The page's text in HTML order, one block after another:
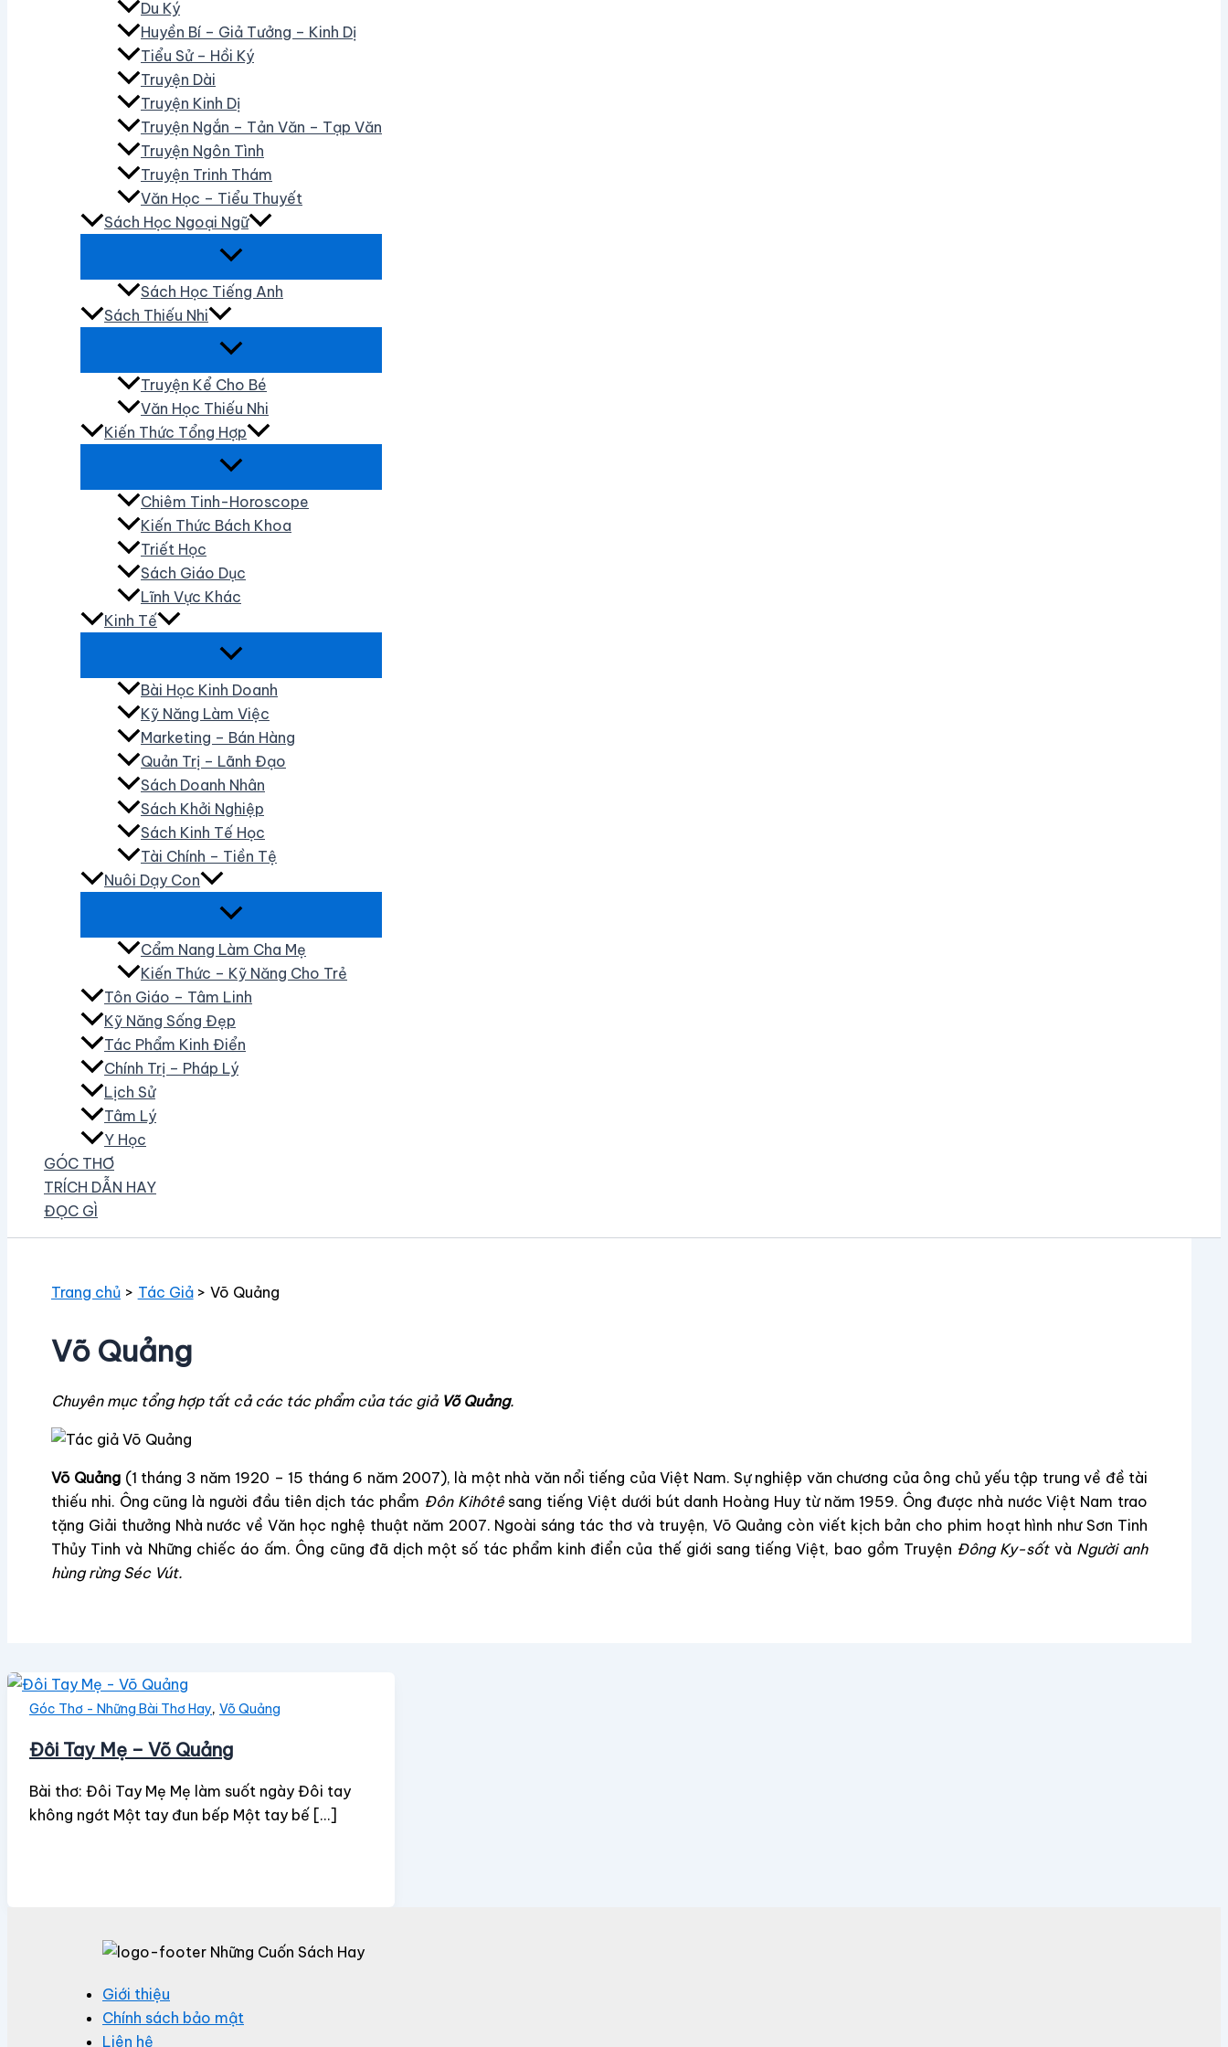
Du Ký
Huyền Bí – Giả Tưởng – Kinh Dị
Tiểu Sử – Hồi Ký
Truyện Dài
Truyện Kinh Dị
Truyện Ngắn – Tản Văn – Tạp Văn
Truyện Ngôn Tình
Truyện Trinh Thám
Văn Học – Tiểu Thuyết
Sách Học Ngoại Ngữ
Sách Học Tiếng Anh
Sách Thiếu Nhi
Truyện Kể Cho Bé
Văn Học Thiếu Nhi
Kiến Thức Tổng Hợp
Chiêm Tinh-Horoscope
Kiến Thức Bách Khoa
Triết Học
Sách Giáo Dục
Lĩnh Vực Khác
Kinh Tế
Bài Học Kinh Doanh
Kỹ Năng Làm Việc
Marketing – Bán Hàng
Quản Trị – Lãnh Đạo
Sách Doanh Nhân
Sách Khởi Nghiệp
Sách Kinh Tế Học
Tài Chính – Tiền Tệ
Nuôi Dạy Con
Cẩm Nang Làm Cha Mẹ
Kiến Thức – Kỹ Năng Cho Trẻ
Tôn Giáo – Tâm Linh
Kỹ Năng Sống Đẹp
Tác Phẩm Kinh Điển
Chính Trị – Pháp Lý
Lịch Sử
Tâm Lý
Y Học
GÓC THƠ
TRÍCH DẪN HAY
ĐỌC GÌ
Trang chủ Tác Giả Võ Quảng
Võ Quảng
Chuyên mục tổng hợp tất cả các tác phẩm của tác giả Võ Quảng.
Võ Quảng (1 tháng 3 năm 1920 – 15 tháng 6 năm 2007), là một nhà văn nổi tiếng của Việt Nam. Sự nghiệp văn chương của ông chủ yếu tập trung về đề tài
thiếu nhi. Ông cũng là người đầu tiên dịch tác phẩm Đôn Kihôtêsang tiếng Việt dưới bút danh Hoàng Huy từ năm 1959. Ông được nhà nước Việt Nam trao
tặng Giải thưởng Nhà nước về Văn học nghệ thuật năm 2007. Ngoài sáng tác thơ và truyện, Võ Quảng còn viết kịch bản cho phim hoạt hình như Sơn Tinh
Thủy Tinh và Những chiếc áo ấm. Ông cũng đã dịch một số tác phẩm kinh điển của thế giới sang tiếng Việt, bao gồm Truyện Đông Ky-sốtvà Người anh
hùng rừng Séc Vút.
Góc Thơ - Những Bài Thơ Hay, Võ Quảng
Đôi Tay Mẹ – Võ Quảng
Bài thơ: Đôi Tay Mẹ Mẹ làm suốt ngày Đôi tay
không ngớt Một tay đun bếp Một tay bế […]
Giới thiệu
Chính sách bảo mật
Liên hệ